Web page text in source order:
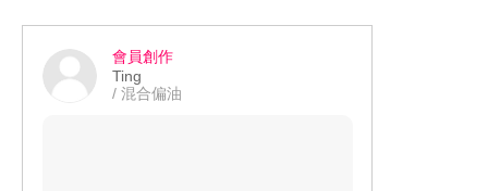
會員創作
Ting
/ 混合偏油